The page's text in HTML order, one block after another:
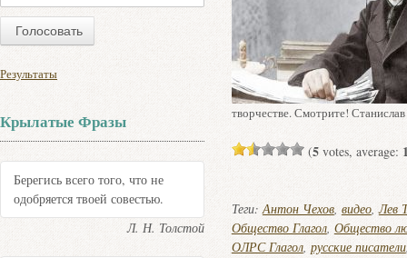
творчестве. Смотрите!
(5votes, average:
Теги:Антон Чехов, видео,Лев
Общество Глагол, Общество
ОЛРС Глагол, русские писатели
Результаты
Крылатые Фразы
Берегись всего того, что не
одобряется твоей совестью.
Л. Н. Толстой